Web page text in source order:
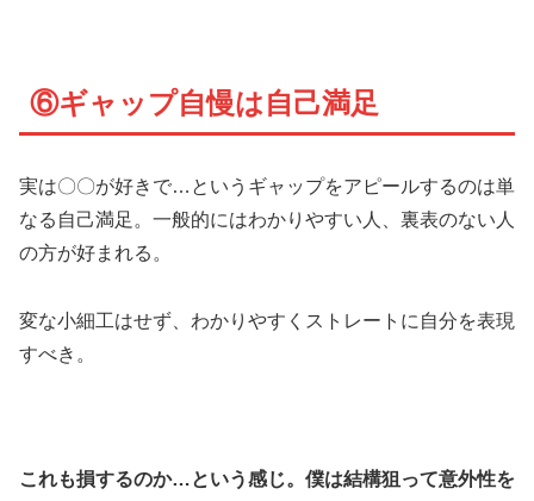
⑥ギャップ自慢は自己満足
実は〇〇が好きで…というギャップをアピールするのは単
なる自己満足。一般的にはわかりやすい人、裏表のない人
の方が好まれる。
変な小細工はせず、わかりやすくストレートに自分を表現
すべき。
これも損するのか…という感じ。僕は結構狙って意外性を